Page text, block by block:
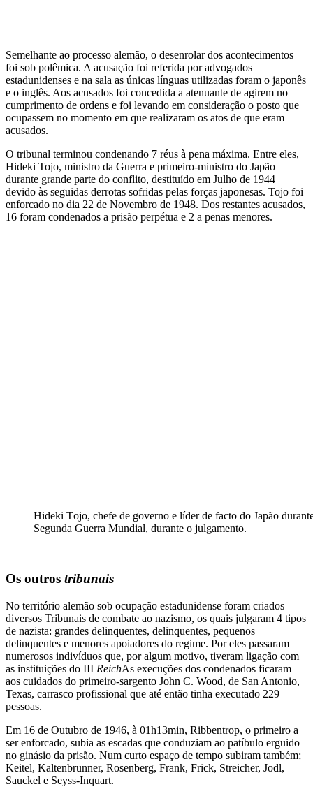
Semelhante ao processo alemão, o desenrolar dos acontecimentos
foi sob polêmica. A acusação foi referida por advogados
estadunidenses e na sala as únicas línguas utilizadas foram o japonês
e o inglês. Aos acusados foi concedida a atenuante de agirem no
cumprimento de ordens e foi levando em consideração o posto que
ocupassem no momento em que realizaram os atos de que eram
acusados.
O tribunal terminou condenando 7 réus à pena máxima. Entre eles,
Hideki Tojo, ministro da Guerra e primeiro-ministro do Japão
durante grande parte do conflito, destituído em Julho de 1944
devido às seguidas derrotas sofridas pelas forças japonesas. Tojo foi
enforcado no dia 22 de Novembro de 1948. Dos restantes acusados,
16 foram condenados a prisão perpétua e 2 a penas menores.
Hideki Tōjō, chefe de governo e líder de facto do Japão
Segunda Guerra Mundial, durante o julgamento.
Os outros tribunais
No território alemão sob ocupação estadunidense foram criados
diversos Tribunais de combate ao nazismo, os quais julgaram 4 tipos
de nazista: grandes delinquentes, delinquentes, pequenos
delinquentes e menores apoiadores do regime. Por eles passaram
numerosos indivíduos que, por algum motivo, tiveram ligação com
as instituições do III ReichAs execuções dos condenados ficaram
aos cuidados do primeiro-sargento John C. Wood, de San Antonio,
Texas, carrasco profissional que até então tinha executado 229
pessoas.
Em 16 de Outubro de 1946, à 01h13min, Ribbentrop, o primeiro a
ser enforcado, subia as escadas que conduziam ao patíbulo erguido
no ginásio da prisão. Num curto espaço de tempo subiram também;
Keitel, Kaltenbrunner, Rosenberg, Frank, Frick, Streicher, Jodl,
Sauckel e Seyss-Inquart.